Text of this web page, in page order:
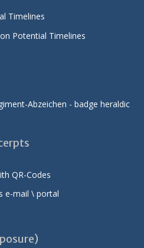
Potential Timelines
e-mail \ portal